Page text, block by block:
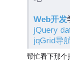
Web开发
jQuery
jqGrid导
帮忙看下那个